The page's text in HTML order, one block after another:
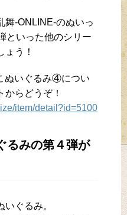
舞-ONLINE-のぬいっ
といった他のシリー
ょう！
ぬいぐるみ④につい
らどうぞ！
item/detail?id=5100
るみの第４弾が
ぐるみ。